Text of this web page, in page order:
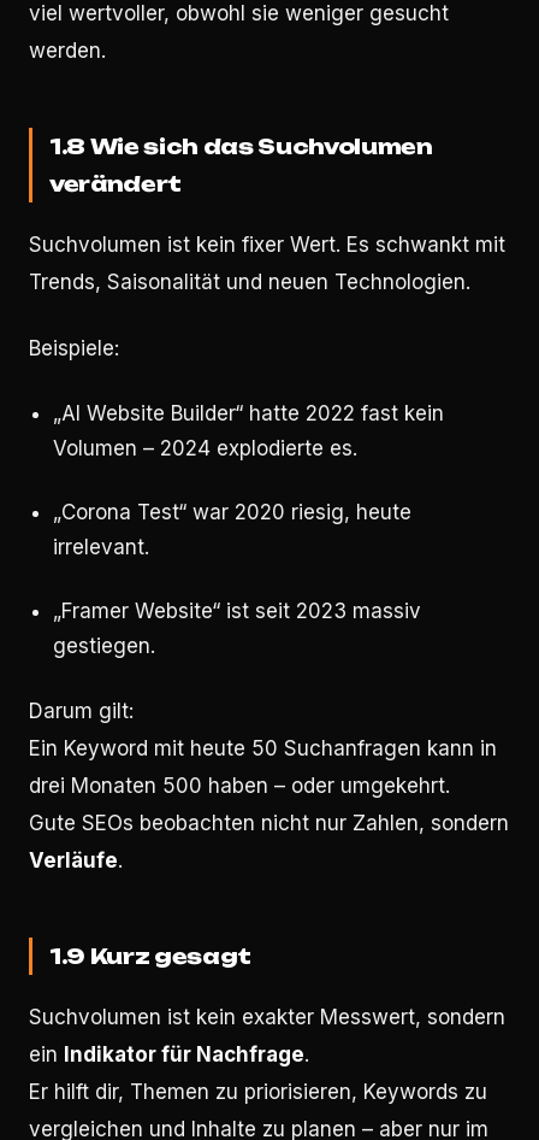
viel wertvoller, obwohl sie weniger gesucht
werden.
1.8 Wie sich das Suchvolumen
verändert
Suchvolumen ist kein fixer Wert. Es schwankt mit
Trends, Saisonalität und neuen Technologien.
Beispiele:
„AI Website Builder“ hatte 2022 fast kein
Volumen – 2024 explodierte es.
„Corona Test“ war 2020 riesig, heute
irrelevant.
„Framer Website“ ist seit 2023 massiv
gestiegen.
Darum gilt:
Ein Keyword mit heute 50 Suchanfragen kann in
drei Monaten 500 haben – oder umgekehrt.
Gute SEOs beobachten nicht nur Zahlen, sondern
Verläufe.
1.9 Kurz gesagt
Suchvolumen ist kein exakter Messwert, sondern
ein Indikator für Nachfrage.
Er hilft dir, Themen zu priorisieren, Keywords zu
vergleichen und Inhalte zu planen – aber nur im